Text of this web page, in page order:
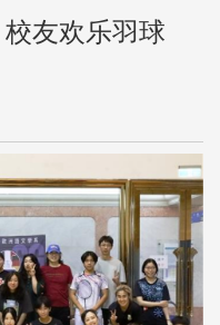
友欢乐羽球